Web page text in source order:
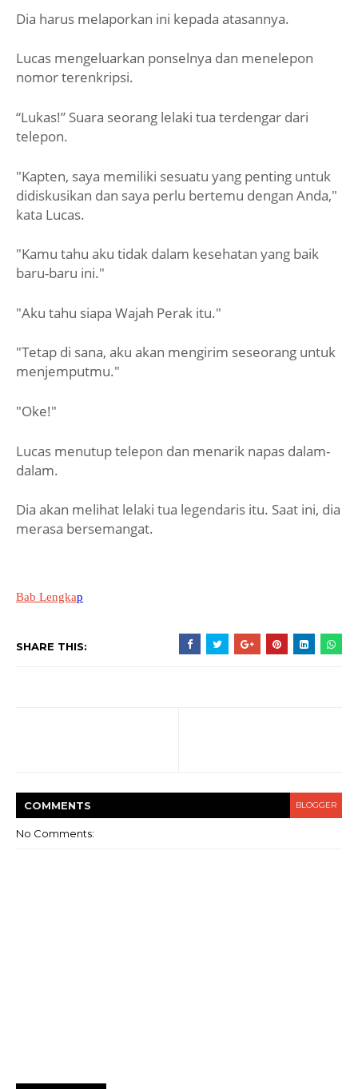
Dia harus melaporkan ini kepada atasannya.
Lucas mengeluarkan ponselnya dan menelepon
nomor terenkripsi.
“Lukas!” Suara seorang lelaki tua terdengar dari
telepon.
"Kapten, saya memiliki sesuatu yang penting untuk
didiskusikan dan saya perlu bertemu dengan Anda,"
kata Lucas.
"Kamu tahu aku tidak dalam kesehatan yang baik
baru-baru ini."
"Aku tahu siapa Wajah Perak itu."
"Tetap di sana, aku akan mengirim seseorang untuk
menjemputmu."
"Oke!"
Lucas menutup telepon dan menarik napas dalam-
dalam.
Dia akan melihat lelaki tua legendaris itu. Saat ini, dia
merasa bersemangat.
Bab Lengkap
SHARE THIS:
COMMENTS BLOGGER
No Comments: